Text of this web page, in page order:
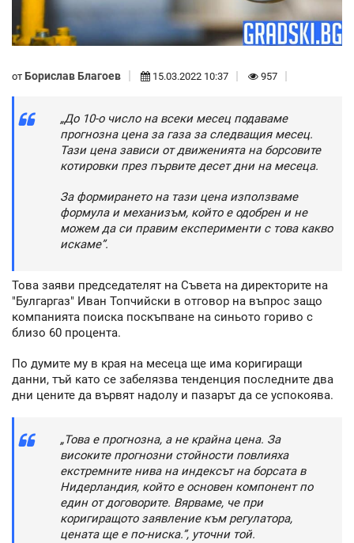
от Борислав Благоев 15.03.2022 10:37 957
„До 10-о число на всеки месец подаваме
прогнозна цена за газа за следващия месец.
Тази цена зависи от движенията на борсовите
котировки през първите десет дни на месеца.
За формирането на тази цена използваме
формула и механизъм, който е одобрен и не
можем да си правим експерименти с това какво
искаме”.
Това заяви председателят на Съвета на директорите на
"Булгаргаз" Иван Топчийски в отговор на въпрос защо
компанията поиска поскъпване на синьото гориво с
близо 60 процента.
По думите му в края на месеца ще има коригиращи
данни, тъй като се забелязва тенденция последните два
дни цените да вървят надолу и пазарът да се успокоява.
„Това е прогнозна, а не крайна цена. За
високите прогнозни стойности повлияха
екстремните нива на индексът на борсата в
Нидерландия, който е основен компонент по
един от договорите. Вярваме, че при
коригиращото заявление към регулатора,
цената ще е по-ниска.”, уточни той.